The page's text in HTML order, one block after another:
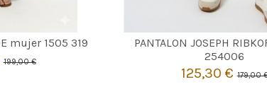
mujer 1505 319
199,00 €
44
carrito
PANTALON JOSEPH
254006
125,30 €179,00
46
 Añadir al